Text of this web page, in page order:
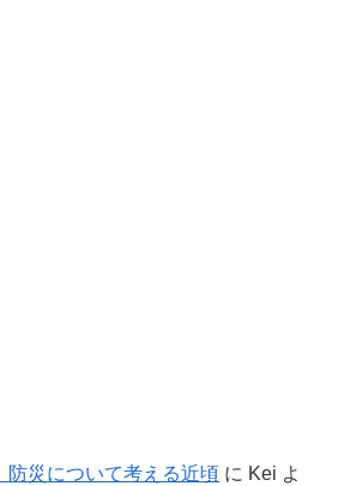
防災について考える近頃 に Kei よ